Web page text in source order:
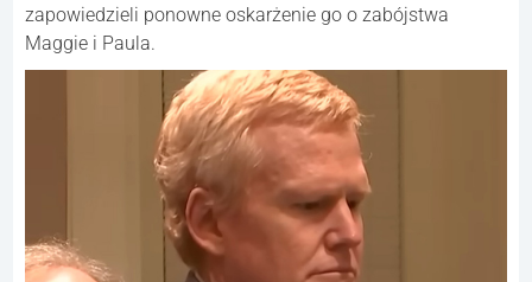
zapowiedzieli ponowne oskarżenie go o zabójstwa
Maggie i Paula.